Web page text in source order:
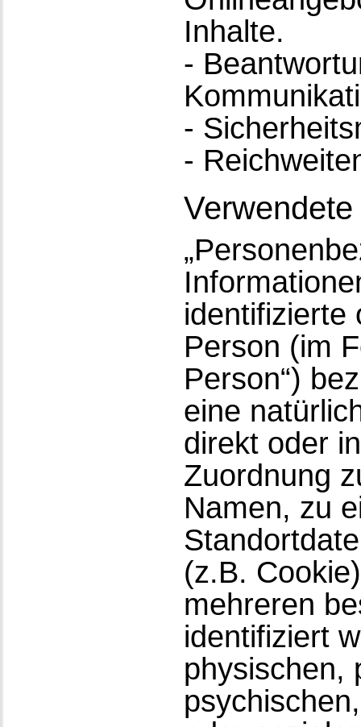
Inhalte.
-
-
-
identifizierte
Person (im
Person“)
eine
direkt oder
Zuordnung
Namen, zu
(z.B.
mehreren
identifiziert
physischen,